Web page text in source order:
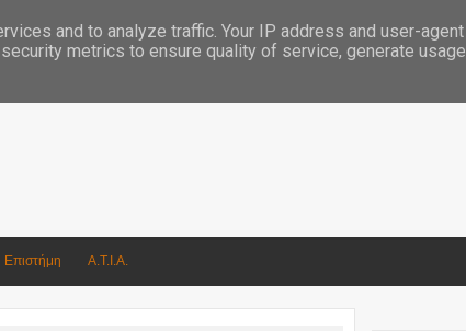
Επιστήμη Α.Τ.Ι.Α.
and to analyze traffic. Your IP address and user-agent
metrics to ensure quality of service, generate usage